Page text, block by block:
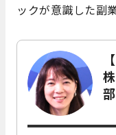
ックが意識した副